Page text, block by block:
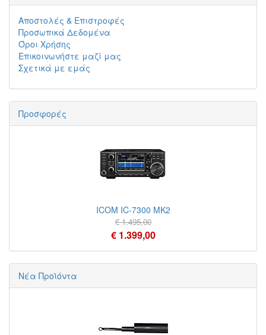
Αποστολές & Επιστροφές
Προσωπικά Δεδομένα
Όροι Χρήσης
Επικοινωνήστε μαζί μας
Σχετικά με εμάς
Προσφορές
ICOM IC-7300 MK2
€ 1.495,00
€ 1.399,00
Νέα Προϊόντα